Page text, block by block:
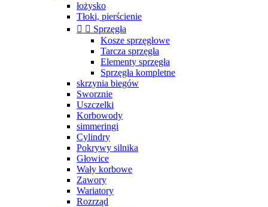
łożysko
Tłoki, pierścienie
  Sprzęgła
Kosze sprzęgłowe
Tarcza sprzęgła
Elementy sprzęgła
Sprzęgła kompletne
skrzynia biegów
Sworznie
Uszczelki
Korbowody
simmeringi
Cylindry
Pokrywy silnika
Głowice
Wały korbowe
Zawory
Wariatory
Rozrząd